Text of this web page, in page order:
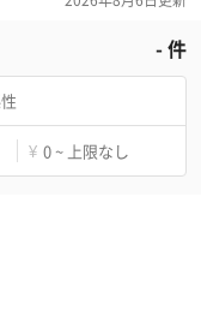
-件
¥ 0 ~ 上限なし